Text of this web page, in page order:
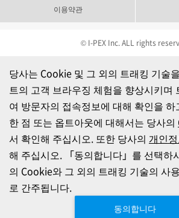
이용약관
© I-PEX Inc. ALL rights
당사는 Cookie 및 그 외의 트래킹 기술
트의 고객 브라우징 체험을 향상시키며
여 방문자의 접속정보에 대해 확인을
한 점 또는 옵트아웃에 대해서는 당사의
서 확인해 주십시오. 또한 당사의 개인
해 주십시오. 「동의합니다」를 선택하
의 Cookie와 그 외의 트래킹 기술의 사
로 간주됩니다.
동의합니다